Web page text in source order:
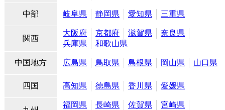
中部 岐阜県 静岡県 愛知県 三重県
関西
大阪府 京都府 滋賀県
奈良県
兵庫県
和歌山県
中国地方 広島県 鳥取県 島根県 岡山県 山口県
四国 高知県 徳島県 香川県 愛媛県
福岡県 長崎県 佐賀県 宮崎県